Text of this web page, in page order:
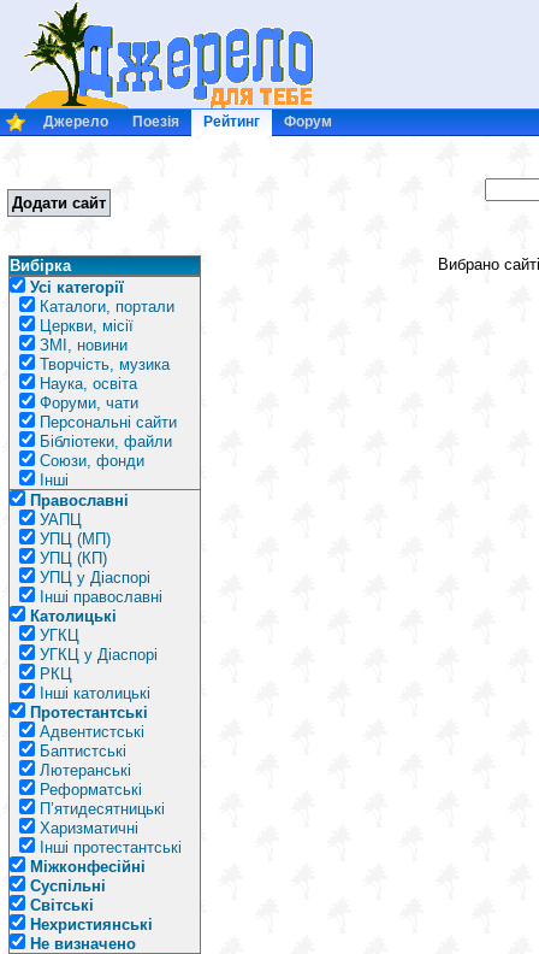
Джерело Поезія Рейтинг Форум
Додати сайт
Вибірка
Усі категорії
Каталоги, портали
Церкви, місії
ЗМІ, новини
Творчість, музика
Наука, освіта
Форуми, чати
Персональні сайти
Бібліотеки, файли
Союзи, фонди
Інші
Православні
УАПЦ
УПЦ (МП)
УПЦ (КП)
УПЦ у Діаспорі
Інші православні
Католицькі
УГКЦ
УГКЦ у Діаспорі
РКЦ
Інші католицькі
Протестантські
Адвентистські
Баптистські
Лютеранські
Реформатські
П’ятидесятницькі
Харизматичні
Інші протестантські
Міжконфесійні
Суспільні
Світські
Нехристиянські
Не визначено
Вибрано